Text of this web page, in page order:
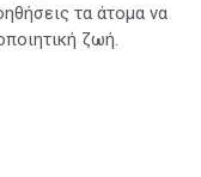
τα άτομα να
ζωή.